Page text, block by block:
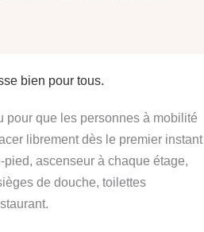
bien pour tous.
pour que les personnes à mobilité
librement dès le premier instant
ascenseur à chaque étage,
de douche, toilettes